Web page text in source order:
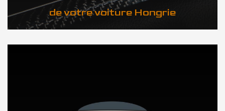
de votre voiture Hongrie
DÉCOUVREZ NOTRE IMPORTATION AUTO en Hongrie